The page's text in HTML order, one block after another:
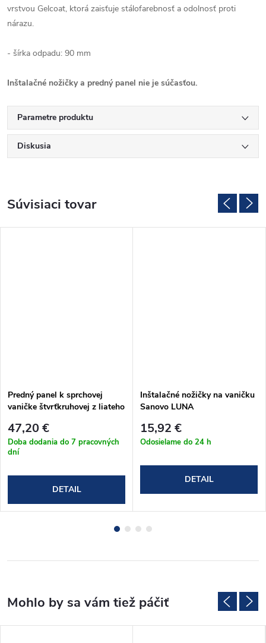
vrstvou Gelcoat, ktorá zaisťuje stálofarebnosť a odolnosť proti
nárazu.
- šírka odpadu: 90 mm
Inštalačné nožičky a predný panel nie je súčasťou.
Parametre produktu
Diskusia
Súvisiaci tovar
Predný panel k sprchovej
vaničke štvrťkruhovej z liateho
47,20 €
Doba dodania do 7 pracovných
dní
DETAIL
Inštalačné nožičky na vaničku
Sanovo LUNA
15,92 €
Odosielame do 24 h
DETAIL